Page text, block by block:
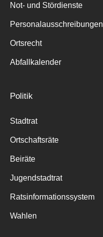
Not- und Stördienste
Personalausschreibungen
Ortsrecht
Abfallkalender
Politik
Stadtrat
Ortschaftsräte
Beiräte
Jugendstadtrat
Ratsinformationssystem
Wahlen